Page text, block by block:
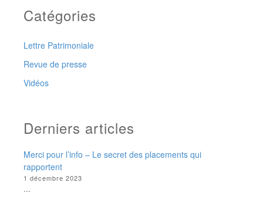
Catégories
Lettre Patrimoniale
Revue de presse
Vidéos
Derniers articles
Merci pour l’info – Le secret des placements qui
rapportent
1 décembre 2023
...